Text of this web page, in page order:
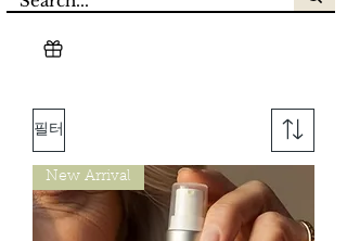
필터
New Arrival